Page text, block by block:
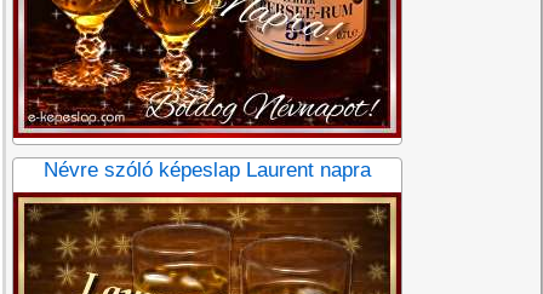
Névre szóló képeslap Laurent napra